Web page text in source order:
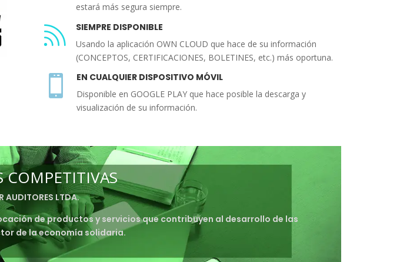
estará más segura siempre.
 SIEMPRE DISPONIBLE
Usando la aplicación OWN CLOUD que hace de su información
(CONCEPTOS, CERTIFICACIONES, BOLETINES, etc.) más oportuna.
 EN CUALQUIER DISPOSITIVO MÓVIL
Disponible en GOOGLE PLAY que hace posible la descarga y
visualización de su información.
COMPETITIVAS
AUDITORES LTDA.
de productos y servicios que contribuyen al desarrollo de las
de la economía solidaria.